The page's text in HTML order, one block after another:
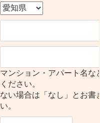
マンション・アパート名な
ください。
ない場合は「なし」とお書
い。